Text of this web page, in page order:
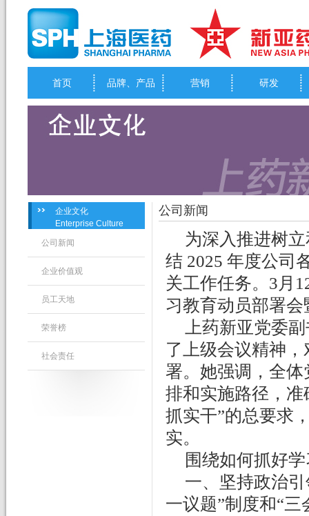
首页 品牌、产品 营销 研发
企业文化
Enterprise Culture
公司新闻
企业价值观
员工天地
荣誉榜
社会责任
公司新闻
为深入推进树
结 2025 年度公司
关工作任务。3月
习教育动员部署
上药新亚党委
了上级会议精神
署。她强调，全
排和实施路径，准
抓实干”的总要求
实。
围绕如何抓好
一、坚持政治
一议题”制度和“